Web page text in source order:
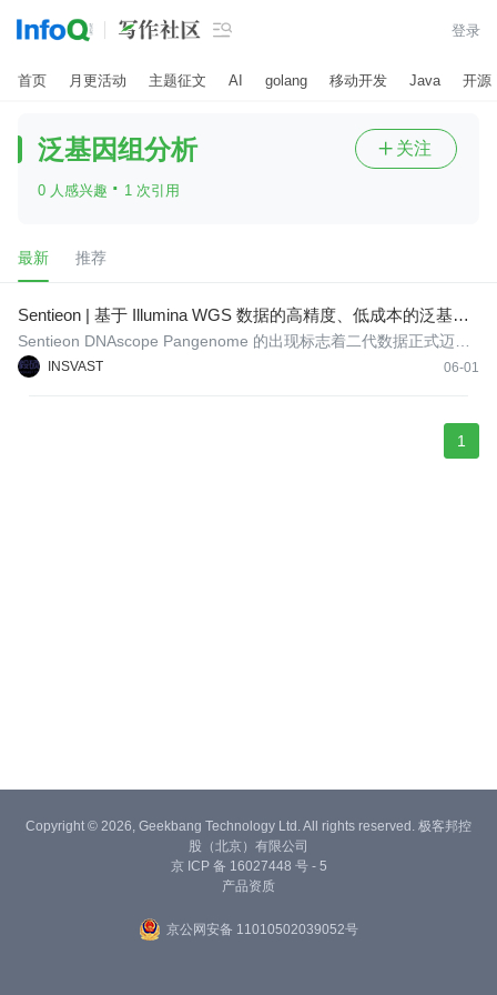
 登录
首页 月更活动 主题征文 AI golang 移动开发 Java 开源
泛基因组分析
0 人感兴趣 · 1 次引用
 关注
最新 推荐
Sentieon | 基于 Illumina WGS 数据的高精度、低成本的泛基因
组分析方案
INSVAST 06-01
Sentieon DNAscope Pangenome 的出现标志着二代数据正式迈
入“高精度时代”—— 赋予短读长数据媲美三代长读长的SV与CNV准
1
Copyright © 2026, Geekbang Technology Ltd. All rights reserved. 极客邦控
股（北京）有限公司
京 ICP 备 16027448 号 - 5
产品资质
京公网安备 11010502039052号